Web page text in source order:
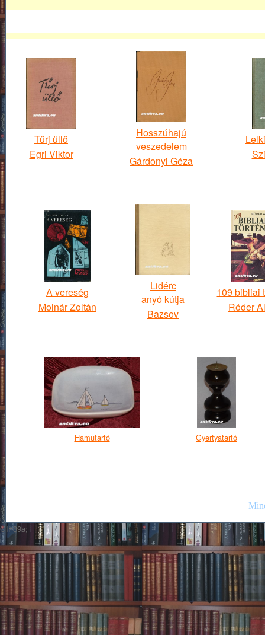
Tűrj üllő
Egri Viktor
Hosszúhajú
veszedelem
Gárdonyi Géza
A vereség
Molnár Zoltán
Lidérc
anyó kútja
Bazsov
109 bibliai
Róder
Hamutartó Gyertyatartó
GIF89a;